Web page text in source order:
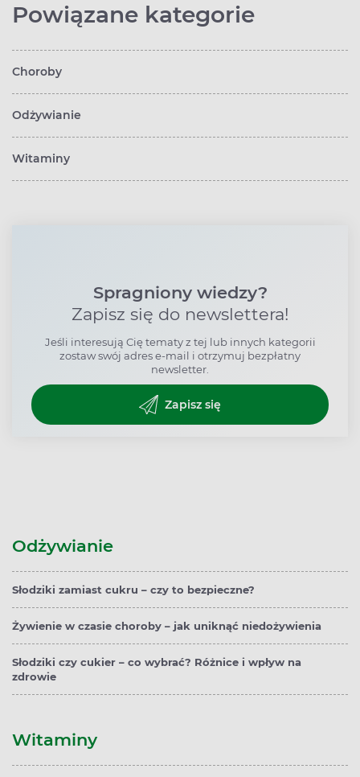
Powiązane kategorie
Choroby
Odżywianie
Witaminy
Spragniony wiedzy?
Zapisz się do newslettera!
Jeśli interesują Cię tematy z tej lub innych kategorii
zostaw swój adres e-mail i otrzymuj bezpłatny
newsletter.
Zapisz się
Odżywianie
Słodziki zamiast cukru – czy to bezpieczne?
Żywienie w czasie choroby – jak uniknąć niedożywienia
Słodziki czy cukier – co wybrać? Różnice i wpływ na
zdrowie
Witaminy